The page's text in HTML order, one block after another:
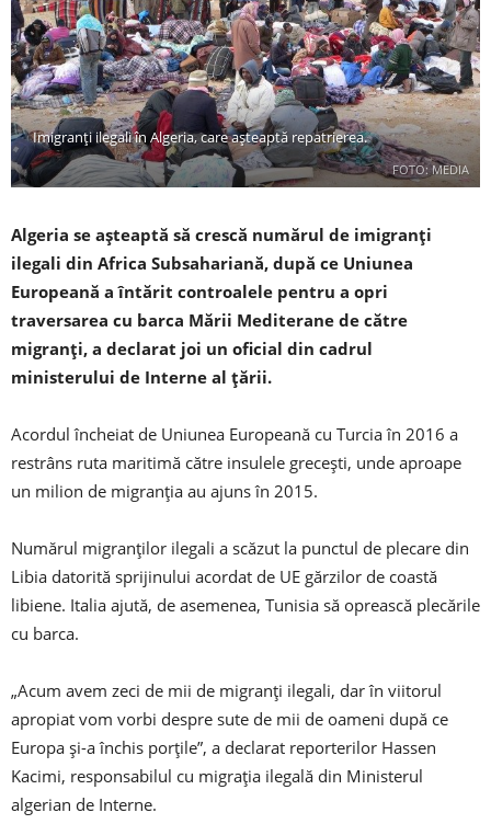
FOTO: MEDIA
Imigranți ilegali în Algeria, care așteaptă repatrierea.
Algeria se așteaptă să crescă numărul de imigranți
ilegali din Africa Subsahariană, după ce Uniunea
Europeană a întărit controalele pentru a opri
traversarea cu barca Mării Mediterane de către
migranți, a declarat joi un oficial din cadrul
ministerului de Interne al țării.
Acordul încheiat de Uniunea Europeană cu Turcia în 2016 a
restrâns ruta maritimă către insulele grecești, unde aproape
un milion de migranția au ajuns în 2015.
Numărul migranților ilegali a scăzut la punctul de plecare din
Libia datorită sprijinului acordat de UE gărzilor de coastă
libiene. Italia ajută, de asemenea, Tunisia să oprească plecările
cu barca.
„Acum avem zeci de mii de migranți ilegali, dar în viitorul
apropiat vom vorbi despre sute de mii de oameni după ce
Europa și-a închis porțile”, a declarat reporterilor Hassen
Kacimi, responsabilul cu migrația ilegală din Ministerul
algerian de Interne.